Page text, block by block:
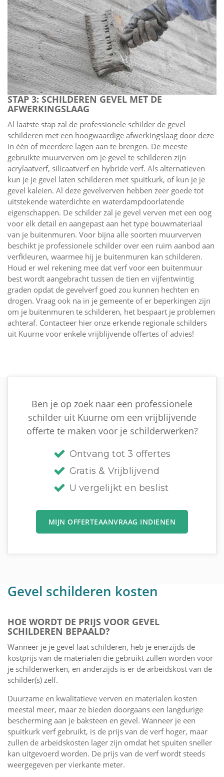
STAP 3: SCHILDEREN GEVEL MET DE
AFWERKINGSLAAG
Al laatste stap zal de professionele schilder de gevel
schilderen met een hoogwaardige afwerkingslaag door deze
in één of meerdere lagen aan te brengen. De meeste
gebruikte muurverven om je gevel te schilderen zijn
acrylaatverf, silicaatverf en hybride verf. Als alternatieven
kun je je gevel laten schilderen met spuitkurk, of kun je je
gevel kaleien. Al deze gevelverven hebben zeer goede tot
uitstekende waterdichte en waterdampdoorlatende
eigenschappen. De schilder zal je gevel verven met een oog
voor elk detail en aangepast aan het type bouwmateriaal
van je buitenmuren. Voor bijna alle soorten muurverven
beschikt je professionele schilder over een ruim aanbod aan
verfkleuren, waarmee hij je buitenmuren kan schilderen.
Houd er wel rekening mee dat verf voor een buitenmuur
best wordt aangebracht tussen de tien en vijfentwintig
graden opdat de gevelverf goed zou kunnen hechten en
drogen. Vraag ook na in je gemeente of er beperkingen zijn
om je buitenmuren te schilderen, het bespaart je problemen
achteraf. Contacteer hier onze erkende regionale schilders
uit Kuurne voor enkele vrijblijvende offertes of advies!
Ben je op zoek naar een professionele
schilder uit Kuurne om een vrijblijvende
offerte te maken voor je schilderwerken?
Ontvang tot 3 offertes
Gratis & Vrijblijvend
U vergelijkt en beslist
MIJN OFFERTEAANVRAAG INDIENEN
Gevel schilderen kosten
HOE WORDT DE PRIJS VOOR GEVEL
SCHILDEREN BEPAALD?
Wanneer je je gevel laat schilderen, heb je enerzijds de
kostprijs van de materialen die gebruikt zullen worden voor
je schilderwerken, en anderzijds is er de arbeidskost van de
schilder(s) zelf.
Duurzame en kwalitatieve verven en materialen kosten
meestal meer, maar ze bieden doorgaans een langdurige
bescherming aan je baksteen en gevel. Wanneer je een
spuitkurk verf gebruikt, is de prijs van de verf hoger, maar
zullen de arbeidskosten lager zijn omdat het spuiten sneller
kan uitgevoerd worden. De prijs van de verf wordt steeds
weergegeven per vierkante meter.